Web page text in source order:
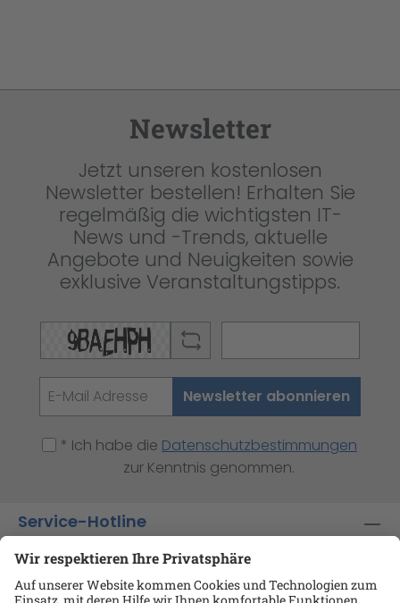
Newsletter
Jetzt unseren kostenlosen
Newsletter bestellen! Erhalten Sie
regelmäßig die wichtigsten IT-
News und -Trends, aktuelle
Angebote und Neuigkeiten sowie
exklusive Veranstaltungstipps.
Newsletter abonnieren
* Ich habe die Datenschutzbestimmungen
zur Kenntnis genommen.
Service-Hotline
Shop-Service